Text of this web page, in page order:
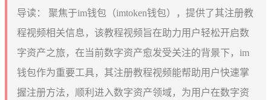
导读：
聚焦于im钱包（imtoken钱包），提供了其注册教
程视频相关信息，该教程视频旨在助力用户轻松开启数
字资产之旅，在当前数字资产愈发受关注的背景下，im
钱包作为重要工具，其注册教程视频能帮助用户快速掌
握注册方法，顺利进入数字资产领域，为用户在数字资